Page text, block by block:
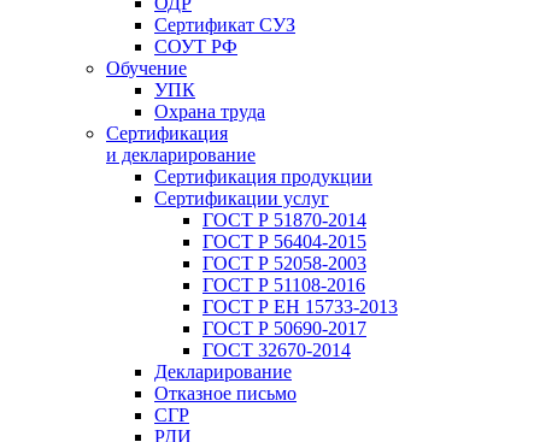
Сертификат СУЗ
СОУТ РФ
Обучение
УПК
Охрана труда
Сертификация
и декларирование
Сертификация продукции
Сертификации услуг
ГОСТ Р 51870-2014
ГОСТ Р 56404-2015
ГОСТ Р 52058-2003
ГОСТ Р 51108-2016
ГОСТ Р ЕН 15733-2013
ГОСТ Р 50690-2017
ГОСТ 32670-2014
Декларирование
Отказное письмо
СГР
РДИ